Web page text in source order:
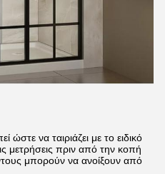
ώστε να ταιριάζει με το ειδικό
μετρήσεις πριν από την κοπή
μπορούν να ανοίξουν από